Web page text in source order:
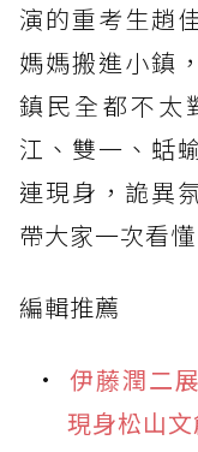
演的重考生趙
媽媽搬進小鎮
鎮民全都不太
江、雙一、蛞
連現身，詭異
帶大家一次看
編輯推薦
伊藤潤二
現身松山